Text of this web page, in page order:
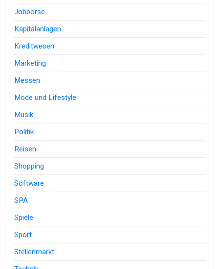
Jobbörse
Kapitalanlagen
Kreditwesen
Marketing
Messen
Mode und Lifestyle
Musik
Politik
Reisen
Shopping
Software
SPA
Spiele
Sport
Stellenmarkt